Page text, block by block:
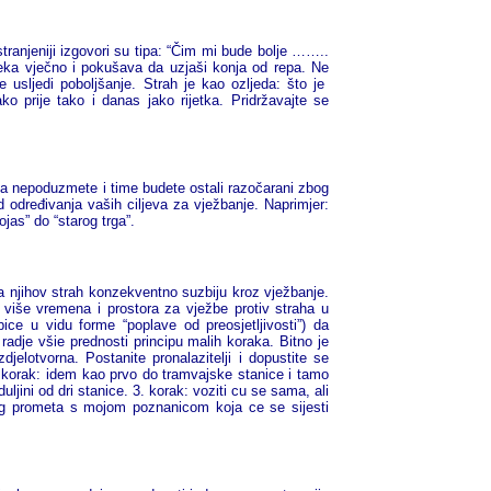
izgovori su tipa: “Čim mi bude bolje ……..
vječno i pokušava da uzjaši konja od repa. Ne
usljedi poboljšanje. Strah je kao ozljeda: što je
prije tako i danas jako rijetka. Pridržavajte se
i time budete ostali razočarani zbog
vaših ciljeva za vježbanje. Naprimjer:
do “starog trga”.
strah konzekventno suzbiju kroz vježbanje.
vremena i prostora za vježbe protiv straha u
u vidu forme “poplave od preosjetljivosti”) da
všie prednosti principu malih koraka. Bitno je
Postanite pronalazitelji i dopustite se
idem kao prvo do tramvajske stanice i tamo
od dri stanice. 3. korak: voziti cu se sama, ali
prometa s mojom poznanicom koja ce se sijesti